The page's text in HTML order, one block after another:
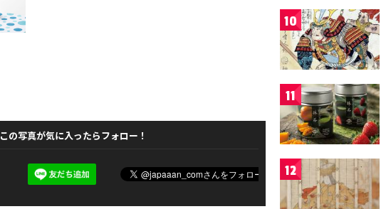
この写真が気に入ったらフォロー！
10
11
12